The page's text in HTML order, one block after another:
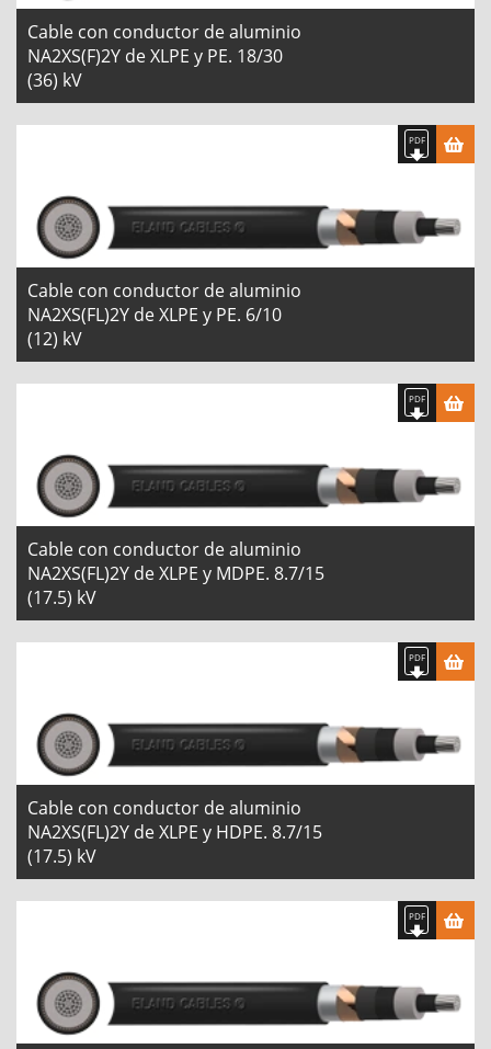
Cable con conductor de aluminio
NA2XS(F)2Y de XLPE y PE. 18/30
(36) kV
Cable con conductor de aluminio
NA2XS(FL)2Y de XLPE y PE. 6/10
(12) kV
Cable con conductor de aluminio
NA2XS(FL)2Y de XLPE y MDPE. 8.7/15
(17.5) kV
Cable con conductor de aluminio
NA2XS(FL)2Y de XLPE y HDPE. 8.7/15
(17.5) kV